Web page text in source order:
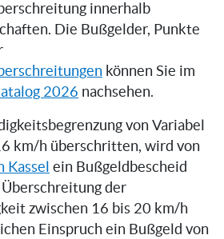
innerhalb
Die Bußgelder, Punkte
können Sie im
2026 nachsehen.
von Variabel
km/h überschritten, wird von
Kassel ein Bußgeldbescheid
der
zwischen 16 bis 20 km/h
Einspruch ein Bußgeld von